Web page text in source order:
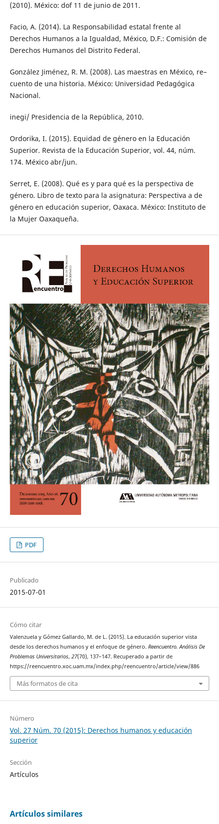
(2010). México: dof 11 de junio de 2011.
Facio, A. (2014). La Responsabilidad estatal frente al
Derechos Humanos a la Igualdad, México, D.F.: Comisión de
Derechos Humanos del Distrito Federal.
González Jiménez, R. M. (2008). Las maestras en México, re–
cuento de una historia. México: Universidad Pedagógica
Nacional.
inegi/ Presidencia de la República, 2010.
Ordorika, I. (2015). Equidad de género en la Educación
Superior. Revista de la Educación Superior, vol. 44, núm.
174. México abr/jun.
Serret, E. (2008). Qué es y para qué es la perspectiva de
género. Libro de texto para la asignatura: Perspectiva a de
género en educación superior, Oaxaca. México: Instituto de
la Mujer Oaxaqueña.
PDF
Publicado
2015-07-01
Cómo citar
Valenzuela y Gómez Gallardo, M. de L. (2015). La educación superior vista
desde los derechos humanos y el enfoque de género. Reencuentro. Análisis De
Problemas Universitarios, 27(70), 137–147. Recuperado a partir de
https://reencuentro.xoc.uam.mx/index.php/reencuentro/article/view/886
Más formatos de cita
Número
Vol. 27 Núm. 70 (2015): Derechos humanos y educación
superior
Sección
Artículos
Artículos similares